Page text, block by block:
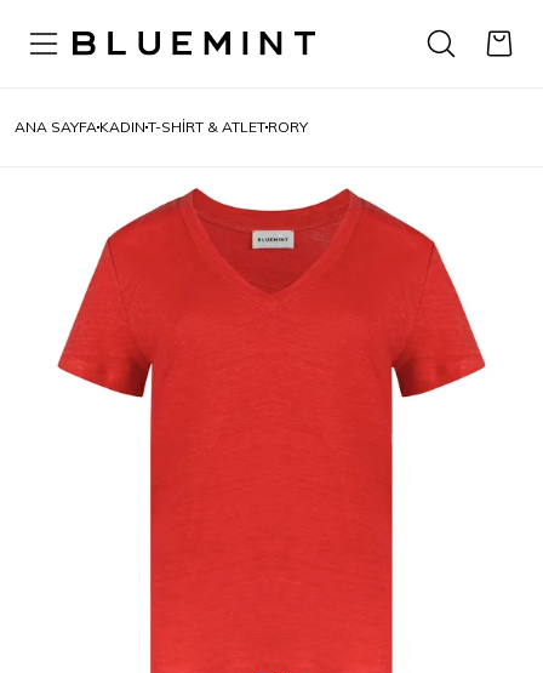
ANA SAYFA KADIN T-SHIRT & ATLET RORY